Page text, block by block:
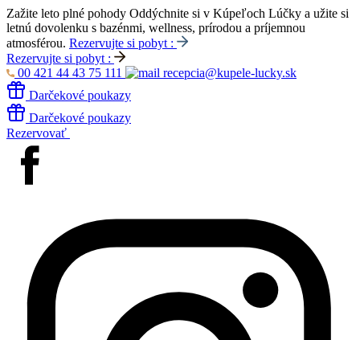
Zažite leto plné pohody Oddýchnite si v Kúpeľoch Lúčky a užite si
letnú dovolenku s bazénmi, wellness, prírodou a príjemnou
atmosférou. Rezervujte si pobyt :
Rezervujte si pobyt :
00 421 44 43 75 111
recepcia@kupele-lucky.sk
Darčekové poukazy
Darčekové poukazy
Rezervovať